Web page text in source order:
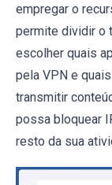
empregar o
permite dividir o
escolher quais
pela VPN e
transmitir
possa bloquear
resto da sua